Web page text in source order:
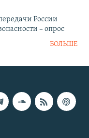
России
– опрос
БОЛЬШЕ